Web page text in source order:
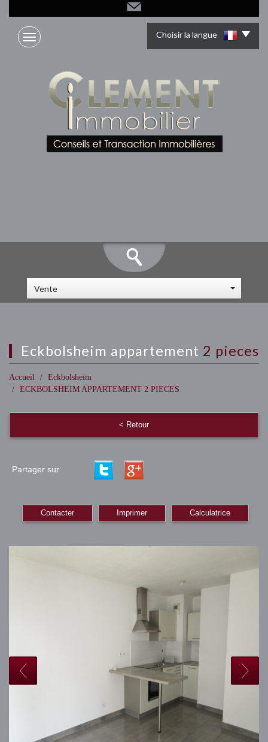
Choisir la langue
Vente
eckbolsheim appartement 2 pieces
Accueil
Eckbolsheim
ECKBOLSHEIM APPARTEMENT 2 PIECES
< Retour
Partager sur
Contacter Imprimer Calculatrice